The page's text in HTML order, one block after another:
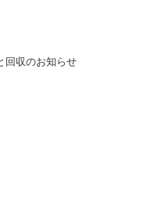
回収のお知らせ